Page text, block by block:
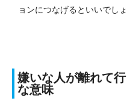
ョンにつなげるといいでしょ
嫌いな人が離れて
な意味